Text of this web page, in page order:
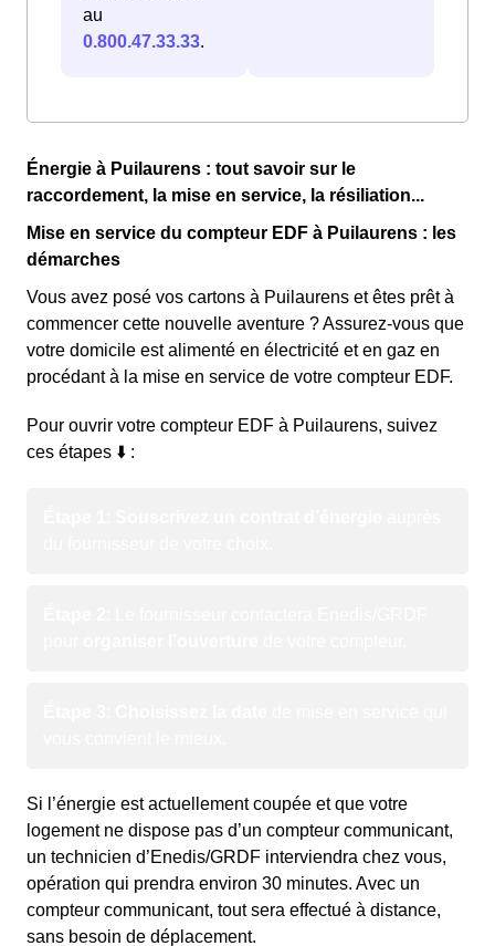
au
0.800.47.33.33.
Énergie à Puilaurens : tout savoir sur le
raccordement, la mise en service, la résiliation...
Mise en service du compteur EDF à Puilaurens : les
démarches
Vous avez posé vos cartons à Puilaurens et êtes prêt à
commencer cette nouvelle aventure ? Assurez-vous que
votre domicile est alimenté en électricité et en gaz en
procédant à la mise en service de votre compteur EDF.
Pour ouvrir votre compteur EDF à Puilaurens, suivez
ces étapes ⬇️ :
Si l’énergie est actuellement coupée et que votre
logement ne dispose pas d’un compteur communicant,
un technicien d’Enedis/GRDF interviendra chez vous,
opération qui prendra environ 30 minutes. Avec un
compteur communicant, tout sera effectué à distance,
sans besoin de déplacement.